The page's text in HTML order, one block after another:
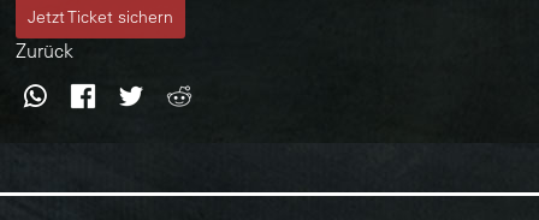
Jetzt Ticket sichern
Zurück
WhatsAppFacebook
Twitter